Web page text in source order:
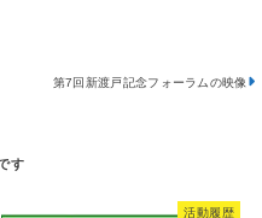
第7回新渡戸記念フォーラムの映像
活動履歴